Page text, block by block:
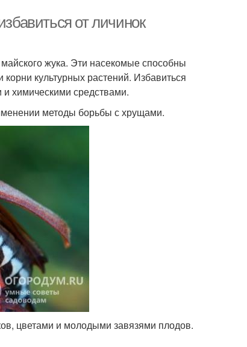
от личинок
жука. Эти насекомые способны
культурных растений. Избавиться
химическими средствами.
методы борьбы с хрущами.
цветами и молодыми завязями плодов.